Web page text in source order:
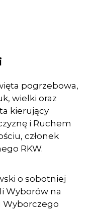
pogrzebowa,
wielki oraz
kierujący
i Ruchem
członek
RKW.
o sobotniej
Wyborów na
Wyborczego